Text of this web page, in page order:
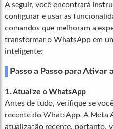
A seguir, você encontrará
configurar e usar as
comandos que melhoram a
transformar o WhatsApp em
inteligente:
Passo a Passo para
1. Atualize o WhatsApp
Antes de tudo, verifique se
recente do WhatsApp. A Meta
atualização recente, portanto,